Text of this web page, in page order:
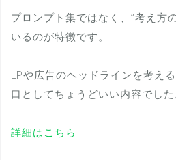
プロンプト集ではなく、“考え方
いるのが特徴です。
LPや広告のヘッドラインを考え
口としてちょうどいい内容でした
詳細はこちら